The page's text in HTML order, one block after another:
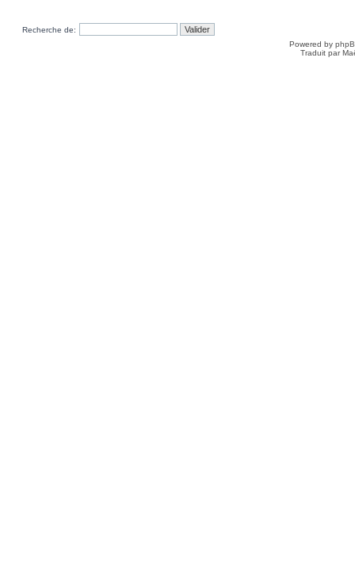
Recherche de:
Powered by
Traduit par